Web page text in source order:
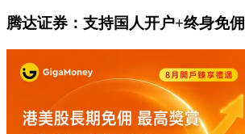
腾达证券：支持国人开户+终身免佣